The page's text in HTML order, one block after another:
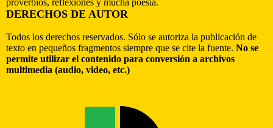
proverbios, reflexiones y mucha poesía.
DERECHOS DE AUTOR
Todos los derechos reservados. Sólo se autoriza la publicación de
texto en pequeños fragmentos siempre que se cite la fuente. No se
permite utilizar el contenido para conversión a archivos
multimedia (audio, video, etc.)